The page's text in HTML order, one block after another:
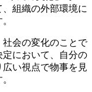
組織の外部環境に
会の変化のことで
において、自分の
い視点で物事を見